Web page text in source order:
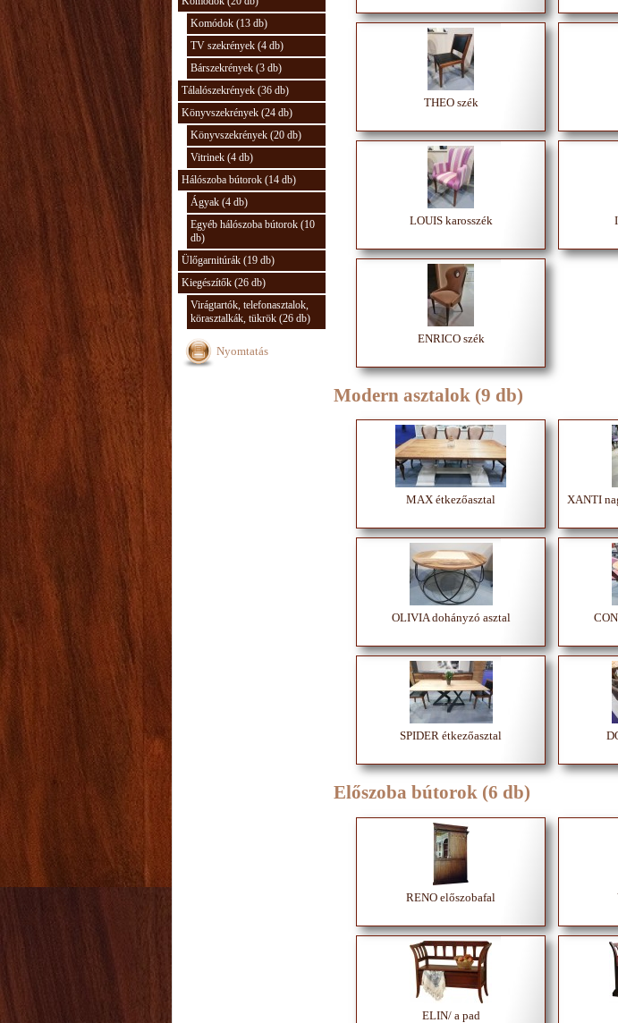
Komódok (13 db)
TV szekrények (4 db)
Bárszekrények (3 db)
Tálalószekrények (36 db)
Könyvszekrények (24 db)
Könyvszekrények (20 db)
Vitrinek (4 db)
Hálószoba bútorok (14 db)
Ágyak (4 db)
Egyéb hálószoba bútorok (10
db)
Ülőgarnitúrák (19 db)
Kiegészítők (26 db)
Virágtartók, telefonasztalok,
körasztalkák, tükrök (26 db)
Nyomtatás
THEO szék
LOUIS karosszék
ENRICO szék
Modern asztalok (9 db)
MAX étkezőasztal XANTI
OLIVIA dohányzó asztal
SPIDER étkezőasztal
Előszoba bútorok (6 db)
RENO előszobafal
ELIN/ a pad